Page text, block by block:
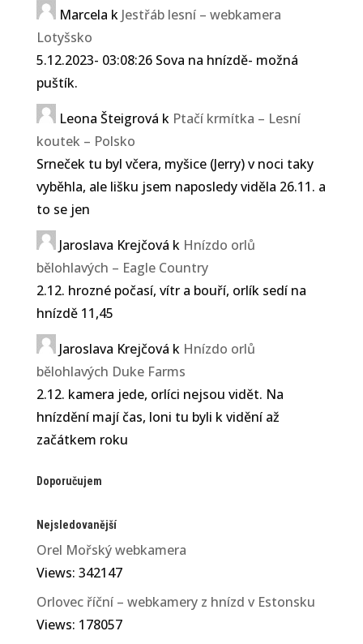
Marcela k Jestřáb lesní – webkamera
Lotyšsko
5.12.2023- 03:08:26 Sova na hnízdě- možná
puštík.
Leona Šteigrová k Ptačí krmítka – Lesní
koutek – Polsko
Srneček tu byl včera, myšice (Jerry) v noci taky
vyběhla, ale lišku jsem naposledy viděla 26.11. a
to se jen
Jaroslava Krejčová k Hnízdo orlů
bělohlavých – Eagle Country
2.12. hrozné počasí, vítr a bouří, orlík sedí na
hnízdě 11,45
Jaroslava Krejčová k Hnízdo orlů
bělohlavých Duke Farms
2.12. kamera jede, orlíci nejsou vidět. Na
hnízdění mají čas, loni tu byli k vidění až
začátkem roku
Doporučujem
Nejsledovanější
Orel Mořský webkamera
Views: 342147
Orlovec říční – webkamery z hnízd v Estonsku
Views: 178057